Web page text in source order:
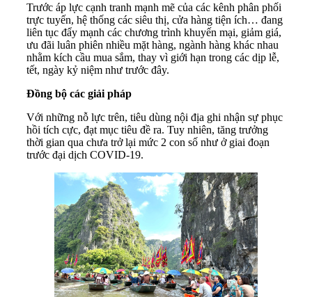
Trước áp lực cạnh tranh mạnh mẽ của các kênh phân phối
trực tuyến, hệ thống các siêu thị, cửa hàng tiện ích… đang
liên tục đẩy mạnh các chương trình khuyến mại, giảm giá,
ưu đãi luân phiên nhiều mặt hàng, ngành hàng khác nhau
nhằm kích cầu mua sắm, thay vì giới hạn trong các dịp lễ,
tết, ngày kỷ niệm như trước đây.
Đồng bộ các giải pháp
Với những nỗ lực trên, tiêu dùng nội địa ghi nhận sự phục
hồi tích cực, đạt mục tiêu đề ra. Tuy nhiên, tăng trưởng
thời gian qua chưa trở lại mức 2 con số như ở giai đoạn
trước đại dịch COVID-19.